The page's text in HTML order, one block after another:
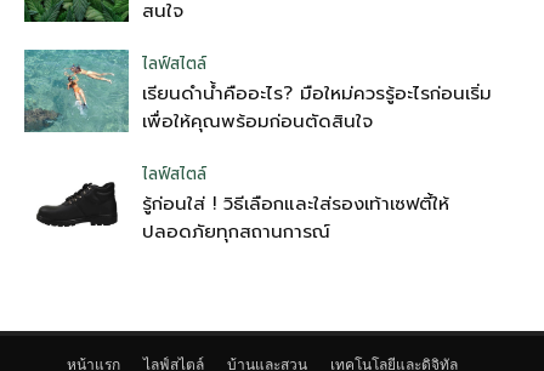
สนใจ
ไลฟ์สไตล์
เรียนดำน้ำคืออะไร? มือใหม่ควรรู้อะไรก่อนเริ่ม
เพื่อให้คุณพร้อมก่อนตัดสินใจ
ไลฟ์สไตล์
รู้ก่อนใส่ ! วิธีเลือกและใส่รองเท้าเซฟตี้ให้
ปลอดภัยทุกสถานการณ์
หน้าแรก ไลฟ์สไตล์ บ้านและสวน เทคโนโลยีและดิจิทัล